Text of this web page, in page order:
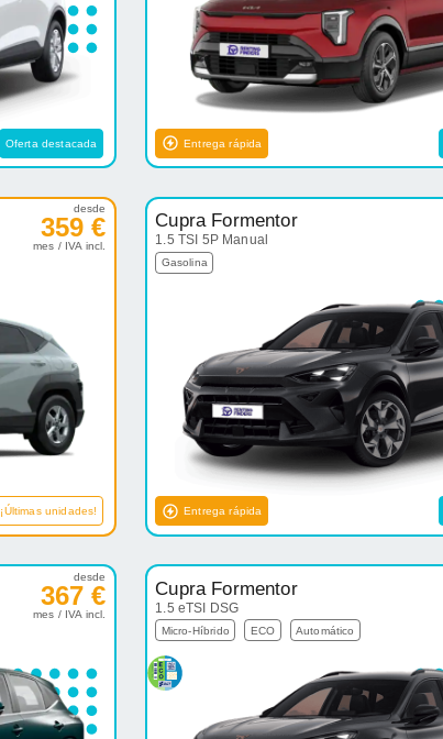
Oferta destacada Entrega rápida
desde
359 €
mes / IVA incl.
¡Últimas unidades!
Cupra Formentor
1.5 TSI 5P Manual
Gasolina
Entrega rápida
desde
367 €
mes / IVA incl.
Cupra Formentor
1.5 eTSI DSG
Micro-Híbrido ECO Automático